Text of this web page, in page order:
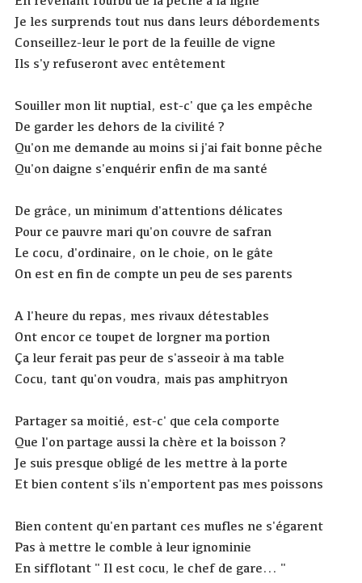
Je les surprends tout nus dans leurs débordements
Conseillez-leur le port de la feuille de vigne
Ils s'y refuseront avec entêtement
Souiller mon lit nuptial, est-c' que ça les empêche
De garder les dehors de la civilité ?
Qu'on me demande au moins si j'ai fait bonne pêche
Qu'on daigne s'enquérir enfin de ma santé
De grâce, un minimum d'attentions délicates
Pour ce pauvre mari qu'on couvre de safran
Le cocu, d'ordinaire, on le choie, on le gâte
On est en fin de compte un peu de ses parents
A l'heure du repas, mes rivaux détestables
Ont encor ce toupet de lorgner ma portion
Ça leur ferait pas peur de s'asseoir à ma table
Cocu, tant qu'on voudra, mais pas amphitryon
Partager sa moitié, est-c' que cela comporte
Que l'on partage aussi la chère et la boisson ?
Je suis presque obligé de les mettre à la porte
Et bien content s'ils n'emportent pas mes poissons
Bien content qu'en partant ces mufles ne s'égarent
Pas à mettre le comble à leur ignominie
En sifflotant " Il est cocu, le chef de gare... "